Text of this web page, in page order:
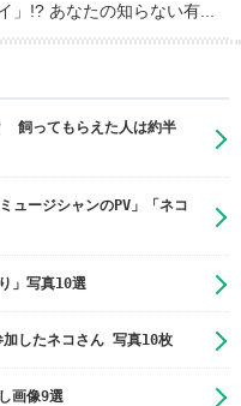
」!? あなたの知らない有...
飼ってもらえた人は約半
ュージシャンのPV」「ネコ
」写真10選
加したネコさん 写真10枚
画像9選